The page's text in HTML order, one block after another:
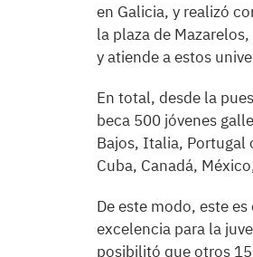
en Galicia, y realizó
la plaza de
y atiende a estos
En total, desde la
beca 500 jóvenes
Bajos, Italia, Portugal
Cuba, Canadá,
De este modo, este
excelencia para la
posibilitó que otros